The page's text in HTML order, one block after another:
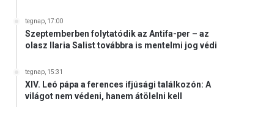
tegnap, 17:00
Szeptemberben folytatódik az Antifa-per – az
olasz Ilaria Salist továbbra is mentelmi jog védi
tegnap, 15:31
XIV. Leó pápa a ferences ifjúsági találkozón: A
világot nem védeni, hanem átölelni kell